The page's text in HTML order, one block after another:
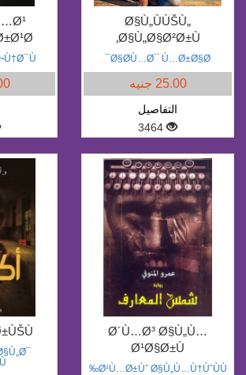
Ø§Ù„ÙÙŠÙ„
Ø§Ù„Ø§Ø²Ø±Ù‚
Ø§Ø­Ù…Ø¯ Ù…Ø±Ø§Ø¯
25.00 جنيه
التفاصيل
3464
Ø´Ù…Ø³ Ø§Ù„Ù…
Ø¹Ø§Ø±Ù
Ø¹Ù…Ø±Ùˆ Ø§Ù„Ù…Ù†ÙˆÙÙ‰